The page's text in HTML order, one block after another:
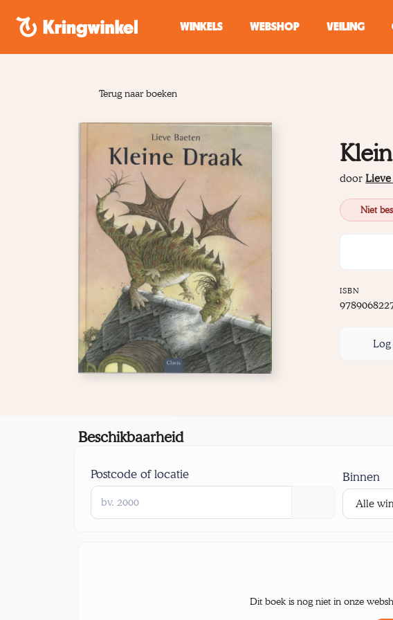
WINKELS
WEBSHOP VEILING
Terug naar boeken
doorLieve
Niet
ISBN
Log
Beschikbaarheid
Postcode of locatie Binnen
Dit boek is nog niet in onze